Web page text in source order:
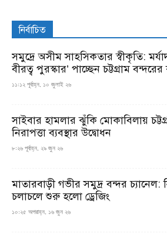
নির্বাচিত
সমুদ্রে অসীম সাহসিকতার স্বীকৃতি:
বীরত্ব পুরস্কার’ পাচ্ছেন চট্টগ্রাম
১১:১২ পূর্বাহ্ন, ১০ জুলাই ২৬
সাইবার হামলার ঝুঁকি মোকাবিলায়
নিরাপত্তা ব্যবস্থার উদ্বোধন
৮:২৬ পূর্বাহ্ন, ২৯ জুন ২৬
মাতারবাড়ী গভীর সমুদ্র বন্দর চ্যানেল:
চলাচলে শুরু হলো ড্রেজিং
১০:২৫ অপরাহ্ন, ১৬ জুন ২৬